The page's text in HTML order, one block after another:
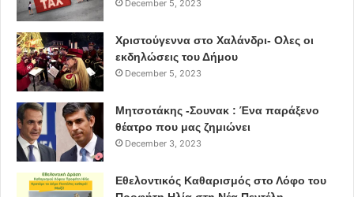
December 5, 2023
Χριστούγεννα στο Χαλάνδρι- Ολες οι
εκδηλώσεις του Δήμου
December 5, 2023
Μητσοτάκης -Σουνακ : Ένα παράξενο
θέατρο που μας ζημιώνει
December 3, 2023
Εθελοντικός Καθαρισμός στο Λόφο του